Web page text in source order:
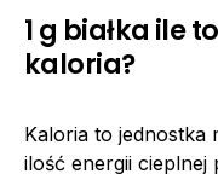
1 g białka ile
kaloria?
Kaloria to jednostka
ilość energii cieplnej